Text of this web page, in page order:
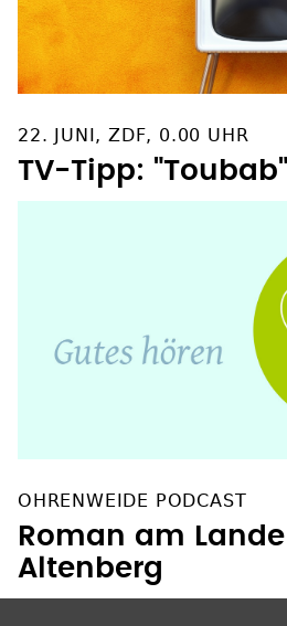
22. JUNI, ZDF, 0.00 UHR
TV-Tipp: "Toubab"
Roman am
Altenberg
SOZIALE NETZWERKE